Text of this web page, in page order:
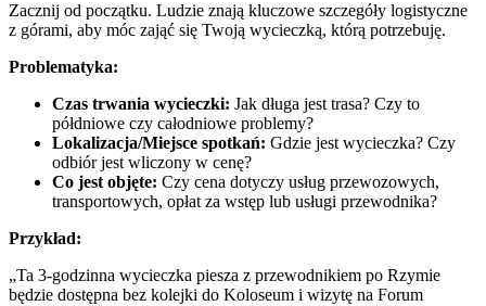
Zacznij od początku. Ludzie znają kluczowe szczegóły logistyczne
z górami, aby móc zająć się Twoją wycieczką, którą potrzebuję.
Problematyka:
Czas trwania wycieczki: Jak długa jest trasa? Czy to
półdniowe czy całodniowe problemy?
Lokalizacja/Miejsce spotkań: Gdzie jest wycieczka? Czy
odbiór jest wliczony w cenę?
Co jest objęte: Czy cena dotyczy usług przewozowych,
transportowych, opłat za wstęp lub usługi przewodnika?
Przykład:
„Ta 3-godzinna wycieczka piesza z przewodnikiem po Rzymie
będzie dostępna bez kolejki do Koloseum i wizytę na Forum